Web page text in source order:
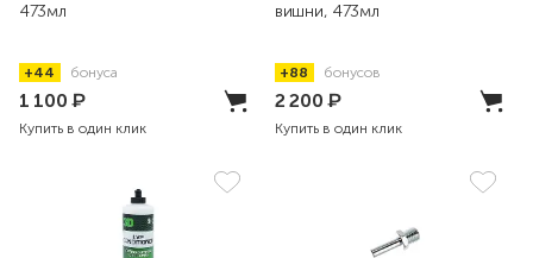
473мл
+44 бонуса
1 100₽
Купить в один клик
вишни, 473мл
+88 бонусов
2 200₽
Купить в один клик